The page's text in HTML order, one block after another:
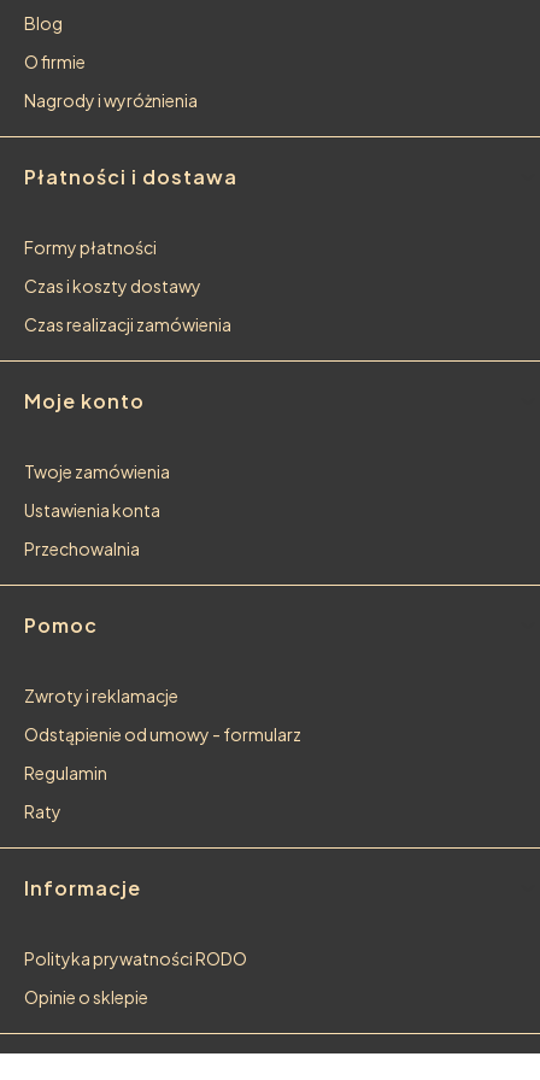
Blog
O firmie
Nagrody i wyróżnienia
Płatności i dostawa
Formy płatności
Czas i koszty dostawy
Czas realizacji zamówienia
Moje konto
Twoje zamówienia
Ustawienia konta
Przechowalnia
Pomoc
Zwroty i reklamacje
Odstąpienie od umowy - formularz
Regulamin
Raty
Informacje
Polityka prywatności RODO
Opinie o sklepie